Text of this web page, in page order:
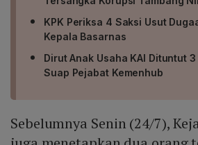
KPK Periksa 4 Saksi Usut
Kepala Basarnas
Dirut Anak Usaha KAI Dituntut
Suap Pejabat Kemenhub
Sebelumnya Senin (24/7),